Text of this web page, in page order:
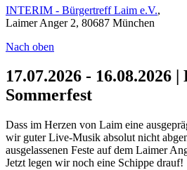
INTERIM - Bürgertreff Laim e.V.,
Laimer Anger 2, 80687 München
Nach oben
17.07.2026 - 16.08.2026
Sommerfest
Dass im Herzen von Laim eine
wir guter Live-Musik absolut nicht
ausgelassenen Feste auf dem Laimer
Jetzt legen wir noch eine Schippe drauf!